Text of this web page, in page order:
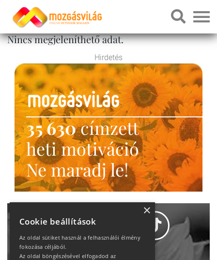
Nincs megjeleníthető adat.
Hirdetés
35 630címzett
heti motiváció
Ne maradj le!
×
Cookie beállítások
Az oldal sütiket használ a felhasználói élmény
fokozása céljából.
Az oldal böngészésével elfogadod az